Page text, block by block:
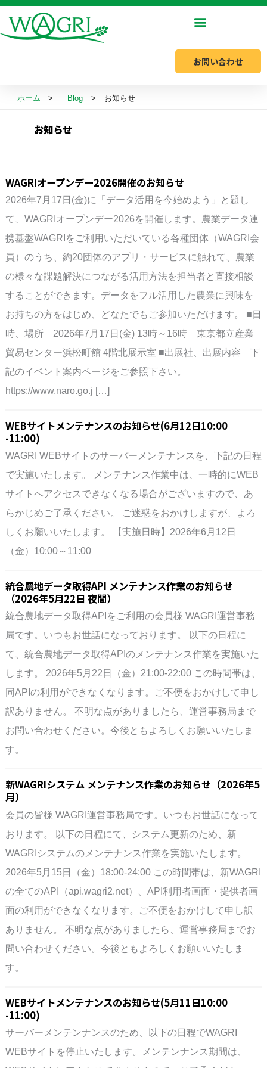
内
お問い合わせ
ホーム Blog お知らせ
お知らせ
WAGRIオープンデー2026開催のお知らせ
2026年7月17日(金)に「データ活用を今始めよう」と題し
て、WAGRIオープンデー2026を開催します。農業データ連
携基盤WAGRIをご利用いただいている各種団体（WAGRI会
員）のうち、約20団体のアプリ・サービスに触れて、農業
の様々な課題解決につながる活用方法を担当者と直接相談
することができます。データをフル活用した農業に興味を
お持ちの方をはじめ、どなたでもご参加いただけます。 ■日
時、場所 2026年7月17日(金) 13時～16時 東京都立産業
貿易センター浜松町館 4階北展示室 ■出展社、出展内容 下
記のイベント案内ページをご参照下さい。
https://www.naro.go.j […]
WEBサイトメンテナンスのお知らせ(6月12日10:00
-11:00)
WAGRI WEBサイトのサーバーメンテナンスを、下記の日程
で実施いたします。 メンテナンス作業中は、一時的にWEB
サイトへアクセスできなくなる場合がございますので、あ
らかじめご了承ください。 ご迷惑をおかけしますが、よろ
しくお願いいたします。 【実施日時】2026年6月12日
（金）10:00～11:00
統合農地データ取得API メンテナンス作業のお知らせ
（2026年5月22日 夜間）
統合農地データ取得APIをご利用の会員様 WAGRI運営事務
局です。いつもお世話になっております。 以下の日程に
て、統合農地データ取得APIのメンテナンス作業を実施いた
します。 2026年5月22日（金）21:00-22:00 この時間帯は、
同APIの利用ができなくなります。ご不便をおかけして申し
訳ありません。 不明な点がありましたら、運営事務局まで
お問い合わせください。今後ともよろしくお願いいたしま
す。
新WAGRIシステム メンテナンス作業のお知らせ（2026年5
月）
会員の皆様 WAGRI運営事務局です。いつもお世話になって
おります。 以下の日程にて、システム更新のため、新
WAGRIシステムのメンテナンス作業を実施いたします。
2026年5月15日（金）18:00-24:00 この時間帯は、新WAGRI
の全てのAPI（api.wagri2.net）、API利用者画面・提供者画
面の利用ができなくなります。ご不便をおかけして申し訳
ありません。 不明な点がありましたら、運営事務局までお
問い合わせください。今後ともよろしくお願いいたしま
す。
WEBサイトメンテナンスのお知らせ(5月11日10:00
-11:00)
サーバーメンテンナンスのため、以下の日程でWAGRI
WEBサイトを停止いたします。メンテンナンス期間は、